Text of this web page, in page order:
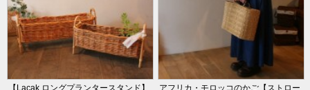
【Lacak ロングプランタースタンド】
アフリカ・モロッコのかご【ストロー